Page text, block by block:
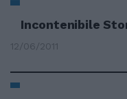
Incontenibile
12/06/2011